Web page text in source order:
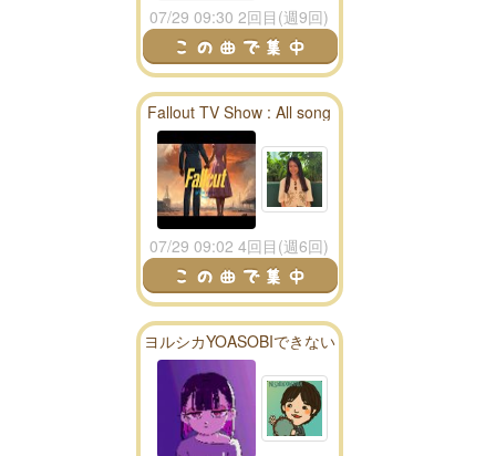
07/29 09:30 2回目(週9回)
Fallout TV Show : All song
season 1 playlist - fallout
radio
07/29 09:02 4回目(週6回)
ヨルシカYOASOBIできない
からずっと真夜中でいいの
に。mix